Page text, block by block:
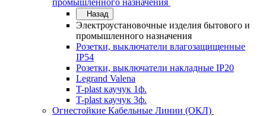
промышленного назначения
Назад
Электроустановочные изделия бытового и
промышленного назначения
Розетки, выключатели влагозащищенные
IP54
Розетки, выключатели накладные IP20
Legrand Valena
T-plast каучук 1ф.
T-plast каучук 3ф.
Огнестойкие Кабельные Линии (ОКЛ)